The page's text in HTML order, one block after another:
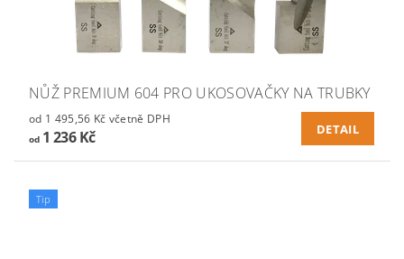
NŮŽ PREMIUM 604 PRO UKOSOVAČKY NA TRUBKY
od 1 495,56 Kč včetně DPH
od1 236 Kč DETAIL
Tip